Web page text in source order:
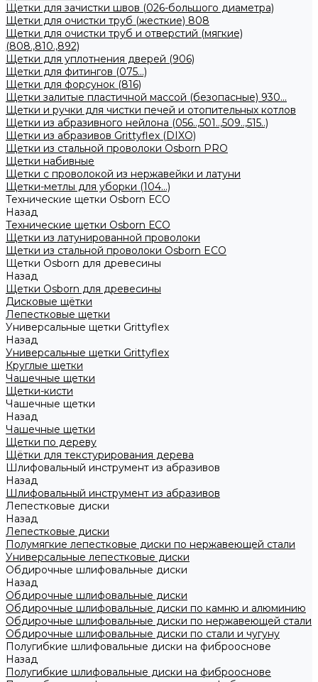
Щетки для зачистки швов (026-большого диаметра)
Щетки для очистки труб (жесткие) 808
Щетки для очистки труб и отверстий (мягкие)
(808.,810.,892)
Щетки для уплотнения дверей (906)
Щетки для фитингов (075...)
Щетки для форсунок (816)
Щетки залитые пластичной массой (безопасные) 930...
Щетки и ручки для чистки печей и отопительных котлов
Щетки из абразивного нейлона (056..,501..,509..,515..)
Щетки из абразивов Grittyflex (DIXO)
Щетки из стальной проволоки Osborn PRO
Щетки набивные
Щетки с проволокой из нержавейки и латуни
Щетки-метлы для уборки (104...)
Технические щетки Osborn ЕСО
Назад
Технические щетки Osborn ЕСО
Щетки из латунированной проволоки
Щетки из стальной проволоки Osborn ECO
Щетки Osborn для древесины
Назад
Щетки Osborn для древесины
Дисковые щётки
Лепестковые щетки
Универсальные щетки Grittyflex
Назад
Универсальные щетки Grittyflex
Круглые щетки
Чашечные щетки
Щетки-кисти
Чашечные щетки
Назад
Чашечные щетки
Щетки по дереву
Щётки для текстурирования дерева
Шлифовальный инструмент из абразивов
Назад
Шлифовальный инструмент из абразивов
Лепестковые диски
Назад
Лепестковые диски
Полумягкие лепестковые диски по нержавеющей стали
Универсальные лепестковые диски
Обдирочные шлифовальные диски
Назад
Обдирочные шлифовальные диски
Обдирочные шлифовальные диски по камню и алюминию
Обдирочные шлифовальные диски по нержавеющей стали
Обдирочные шлифовальные диски по стали и чугуну
Полугибкие шлифовальные диски на фиброоснове
Назад
Полугибкие шлифовальные диски на фиброоснове